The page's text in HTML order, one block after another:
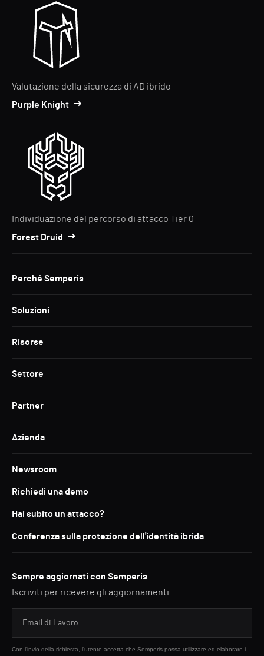
Valutazione della sicurezza di AD ibrido
Purple Knight
Individuazione del percorso di attacco Tier 0
Forest Druid
Perché Semperis
Soluzioni
Risorse
Settore
Partner
Azienda
Newsroom
Richiedi una demo
Hai subito un attacco?
Conferenza sulla protezione dell'identità ibrida
Sempre aggiornati con Semperis
Iscriviti per ricevere gli aggiornamenti.
Con l'invio della richiesta, l'utente accetta che Semperis possa utilizzare ed elaborare i